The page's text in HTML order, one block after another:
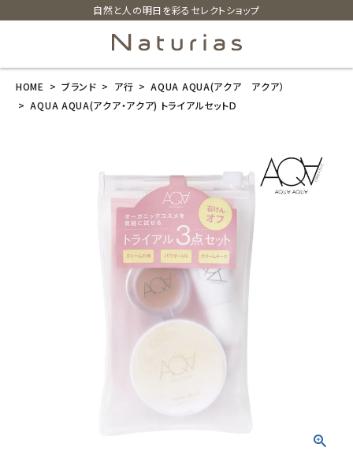
自然と人の明日を彩るセレクトショップ
search
HOME ブランド ア行
AQUA AQUA(アクア アクア）
AQUA AQUA(アクア・アクア) トライアルセットＤ